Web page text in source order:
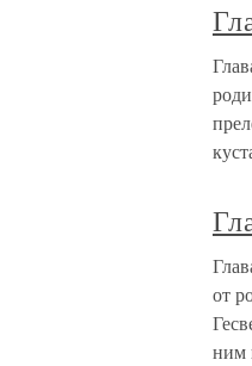
от
ним